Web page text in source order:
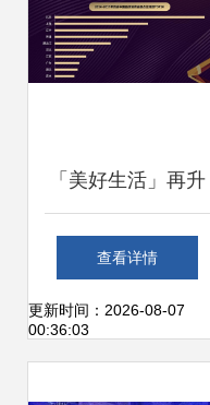
「美好生活」再升
级 2018互联网+中
国品牌发展报告解
查看详情
更新时间：2026-08-07
00:36:03